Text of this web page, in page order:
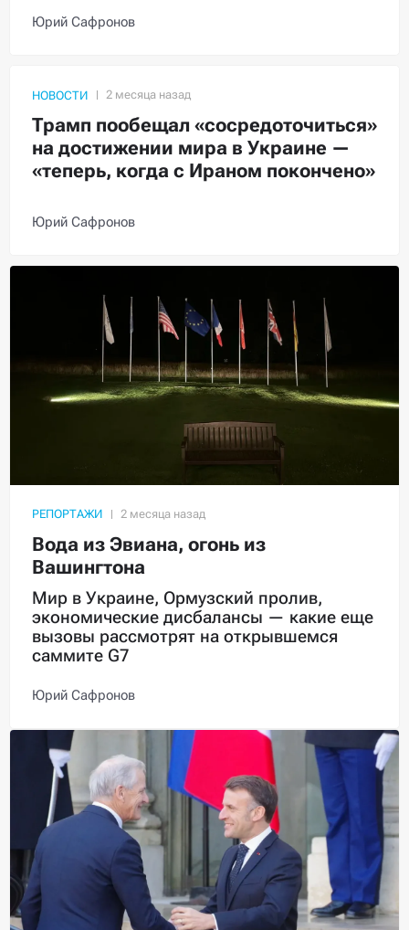
Юрий Сафронов
НОВОСТИ
Трамп пообещал «сосредоточиться»
на достижении мира в Украине —
«теперь, когда с Ираном покончено»
Юрий Сафронов
РЕПОРТАЖИ
Вода из Эвиана, огонь из
Вашингтона
Мир в Украине, Ормузский пролив,
экономические дисбалансы — какие еще
вызовы рассмотрят на открывшемся
саммите G7
Юрий Сафронов